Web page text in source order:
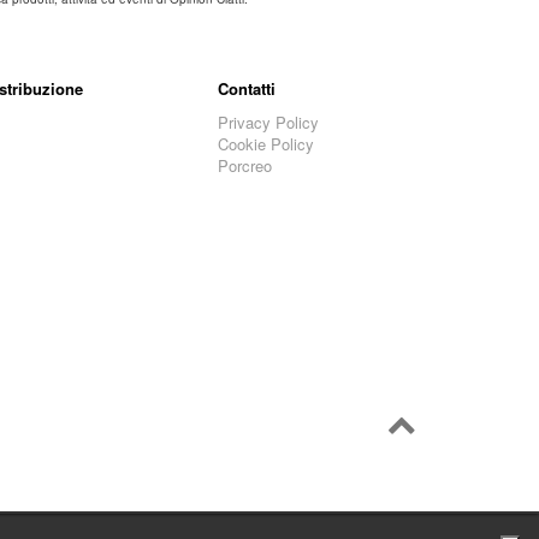
Contatti
Privacy Policy
Cookie Policy
Porcreo